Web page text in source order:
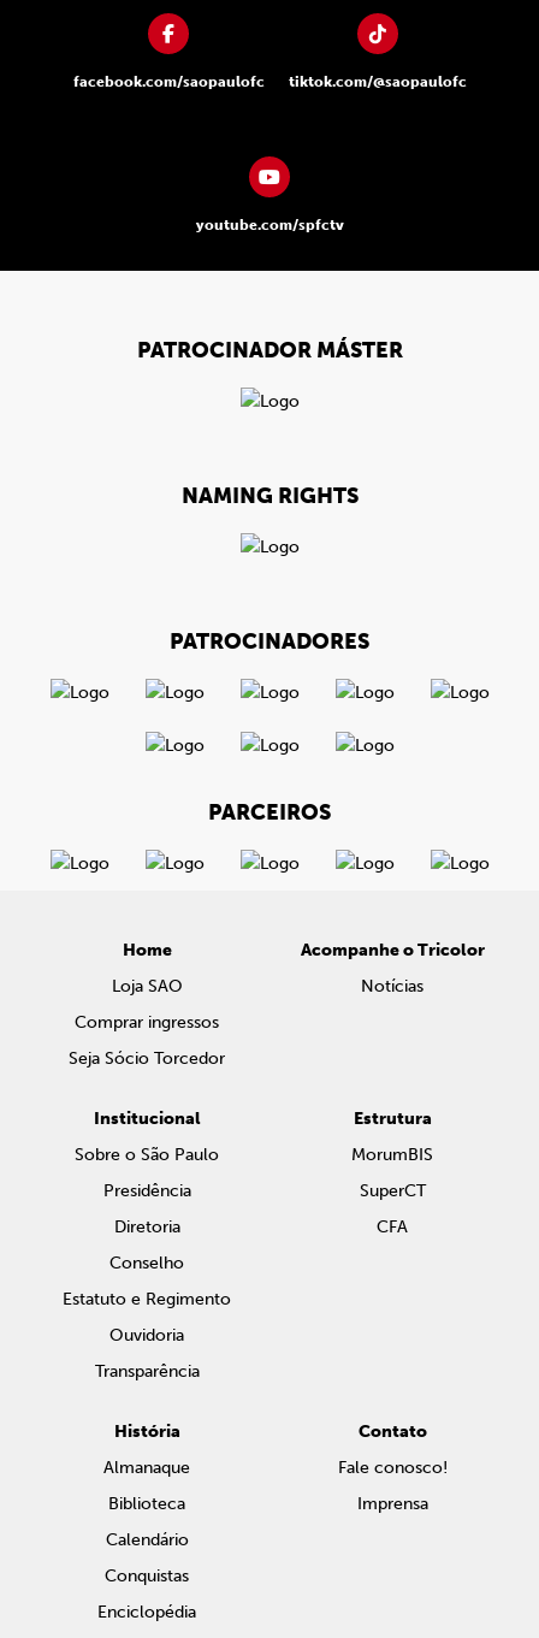
facebook.com/saopaulofc tiktok.com/@saopaulofc
youtube.com/spfctv
PATROCINADOR MÁSTER
NAMING RIGHTS
PATROCINADORES
PARCEIROS
Home
Loja SAO
Comprar ingressos
Seja Sócio Torcedor
Acompanhe o Tricolor
Notícias
Institucional
Sobre o São Paulo
Presidência
Diretoria
Conselho
Estatuto e Regimento
Ouvidoria
Transparência
Estrutura
MorumBIS
SuperCT
CFA
História
Almanaque
Biblioteca
Calendário
Conquistas
Enciclopédia
Contato
Fale conosco!
Imprensa